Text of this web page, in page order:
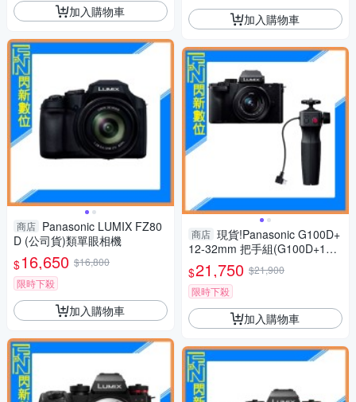
加入購物車
商店 Panasonic LUMIX FZ80
D (公司貨)類單眼相機
$16,650 $16,800
限時下殺
加入購物車
加入購物車
商店 現貨!Panasonic G100D+
12-32mm 把手組(G100D+123
2+SHGR2，公司貨)G100
$21,750 $21,900
限時下殺
加入購物車